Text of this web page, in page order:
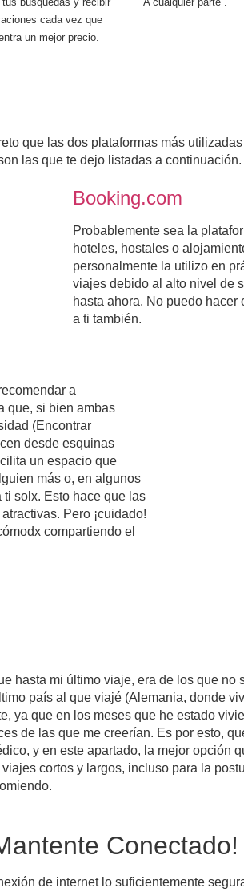
cada vez que
un mejor precio.
que las dos plataformas más
las que te dejo listadas a continuación.
Booking.com
Probablemente sea la
hoteles, hostales o
personalmente la utilizo en
viajes debido al alto nivel de
hasta ahora. No puedo hacer
a ti también.
a
que, si bien ambas
(Encontrar
desde esquinas
un espacio que
más o, en algunos
solx. Esto hace que las
Pero ¡cuidado!
compartiendo el
hasta mi último viaje, era de los que no
país al que viajé (Alemania, donde
ya que en los meses que he estado
de las que me creerían. Es por esto,
y en este apartado, la mejor opción
cortos y largos, incluso para la
Conectado!
de internet lo suficientemente